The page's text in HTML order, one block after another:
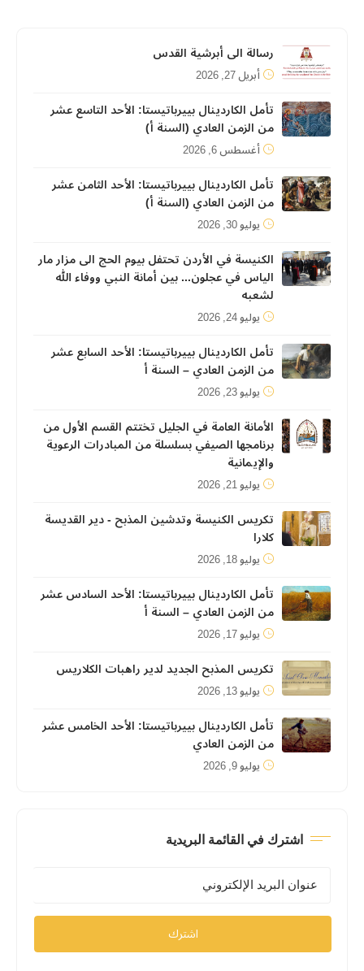
رسالة الى أبرشية القدس
أبريل 27, 2026
تأمل الكاردينال بييرباتيستا: الأحد التاسع عشر
من الزمن العادي (السنة أ)
أغسطس 6, 2026
تأمل الكاردينال بييرباتيستا: الأحد الثامن عشر
من الزمن العادي (السنة أ)
يوليو 30, 2026
الكنيسة في الأردن تحتفل بيوم الحج الى مزار مار
الياس في عجلون... بين أمانة النبي ووفاء الله
لشعبه
يوليو 24, 2026
تأمل الكاردينال بييرباتيستا: الأحد السابع عشر
من الزمن العادي – السنة أ
يوليو 23, 2026
الأمانة العامة في الجليل تختتم القسم الأول من
برنامجها الصيفي بسلسلة من المبادرات الرعوية
والإيمانية
يوليو 21, 2026
تكريس الكنيسة وتدشين المذبح - دير القديسة
كلارا
يوليو 18, 2026
تأمل الكاردينال بييرباتيستا: الأحد السادس عشر
من الزمن العادي – السنة أ
يوليو 17, 2026
تكريس المذبح الجديد لدير راهبات الكلاريس
يوليو 13, 2026
تأمل الكاردينال بييرباتيستا: الأحد الخامس عشر
من الزمن العادي
يوليو 9, 2026
اشترك في القائمة البريدية
اشترك